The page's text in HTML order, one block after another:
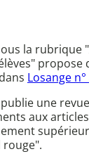
la rubrique
Losange n°
publie une
aux